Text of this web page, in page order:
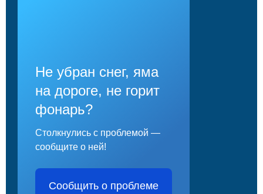
Не убран снег, яма
на дороге, не горит
фонарь?
Столкнулись с проблемой —
сообщите о ней!
Сообщить о проблеме